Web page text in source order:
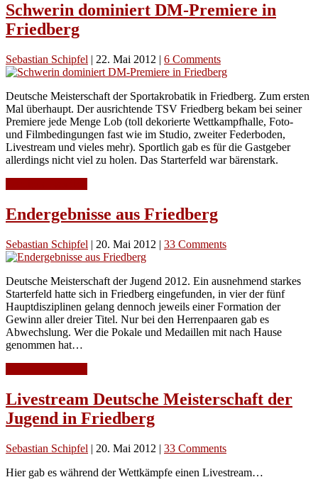
Schwerin dominiert DM-Premiere in
Friedberg
Sebastian Schipfel | 22. Mai 2012 | 6 Comments
Deutsche Meisterschaft der Sportakrobatik in Friedberg. Zum ersten
Mal überhaupt. Der ausrichtende TSV Friedberg bekam bei seiner
Premiere jede Menge Lob (toll dekorierte Wettkampfhalle, Foto-
und Filmbedingungen fast wie im Studio, zweiter Federboden,
Livestream und vieles mehr). Sportlich gab es für die Gastgeber
allerdings nicht viel zu holen. Das Starterfeld war bärenstark.
Endergebnisse aus Friedberg
Sebastian Schipfel | 20. Mai 2012 | 33 Comments
Deutsche Meisterschaft der Jugend 2012. Ein ausnehmend starkes
Starterfeld hatte sich in Friedberg eingefunden, in vier der fünf
Hauptdisziplinen gelang dennoch jeweils einer Formation der
Gewinn aller dreier Titel. Nur bei den Herrenpaaren gab es
Abwechslung. Wer die Pokale und Medaillen mit nach Hause
genommen hat…
Livestream Deutsche Meisterschaft der
Jugend in Friedberg
Sebastian Schipfel | 20. Mai 2012 | 33 Comments
Hier gab es während der Wettkämpfe einen Livestream…